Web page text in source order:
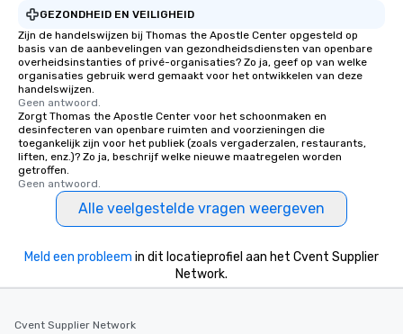
GEZONDHEID EN VEILIGHEID
Zijn de handelswijzen bij Thomas the Apostle Center opgesteld op
basis van de aanbevelingen van gezondheidsdiensten van openbare
overheidsinstanties of privé-organisaties? Zo ja, geef op van welke
organisaties gebruik werd gemaakt voor het ontwikkelen van deze
handelswijzen.
Geen antwoord.
Zorgt Thomas the Apostle Center voor het schoonmaken en
desinfecteren van openbare ruimten and voorzieningen die
toegankelijk zijn voor het publiek (zoals vergaderzalen, restaurants,
liften, enz.)? Zo ja, beschrijf welke nieuwe maatregelen worden
getroffen.
Geen antwoord.
Alle veelgestelde vragen weergeven
Meld een probleem in dit locatieprofiel aan het Cvent Supplier
Network.
Cvent Supplier Network